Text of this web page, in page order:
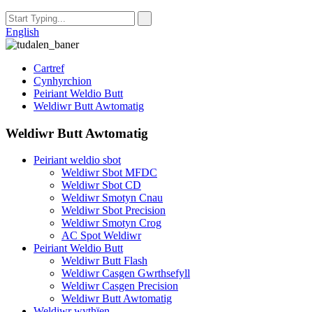
English
Cartref
Cynhyrchion
Peiriant Weldio Butt
Weldiwr Butt Awtomatig
Weldiwr Butt Awtomatig
Peiriant weldio sbot
Weldiwr Sbot MFDC
Weldiwr Sbot CD
Weldiwr Smotyn Cnau
Weldiwr Sbot Precision
Weldiwr Smotyn Crog
AC Spot Weldiwr
Peiriant Weldio Butt
Weldiwr Butt Flash
Weldiwr Casgen Gwrthsefyll
Weldiwr Casgen Precision
Weldiwr Butt Awtomatig